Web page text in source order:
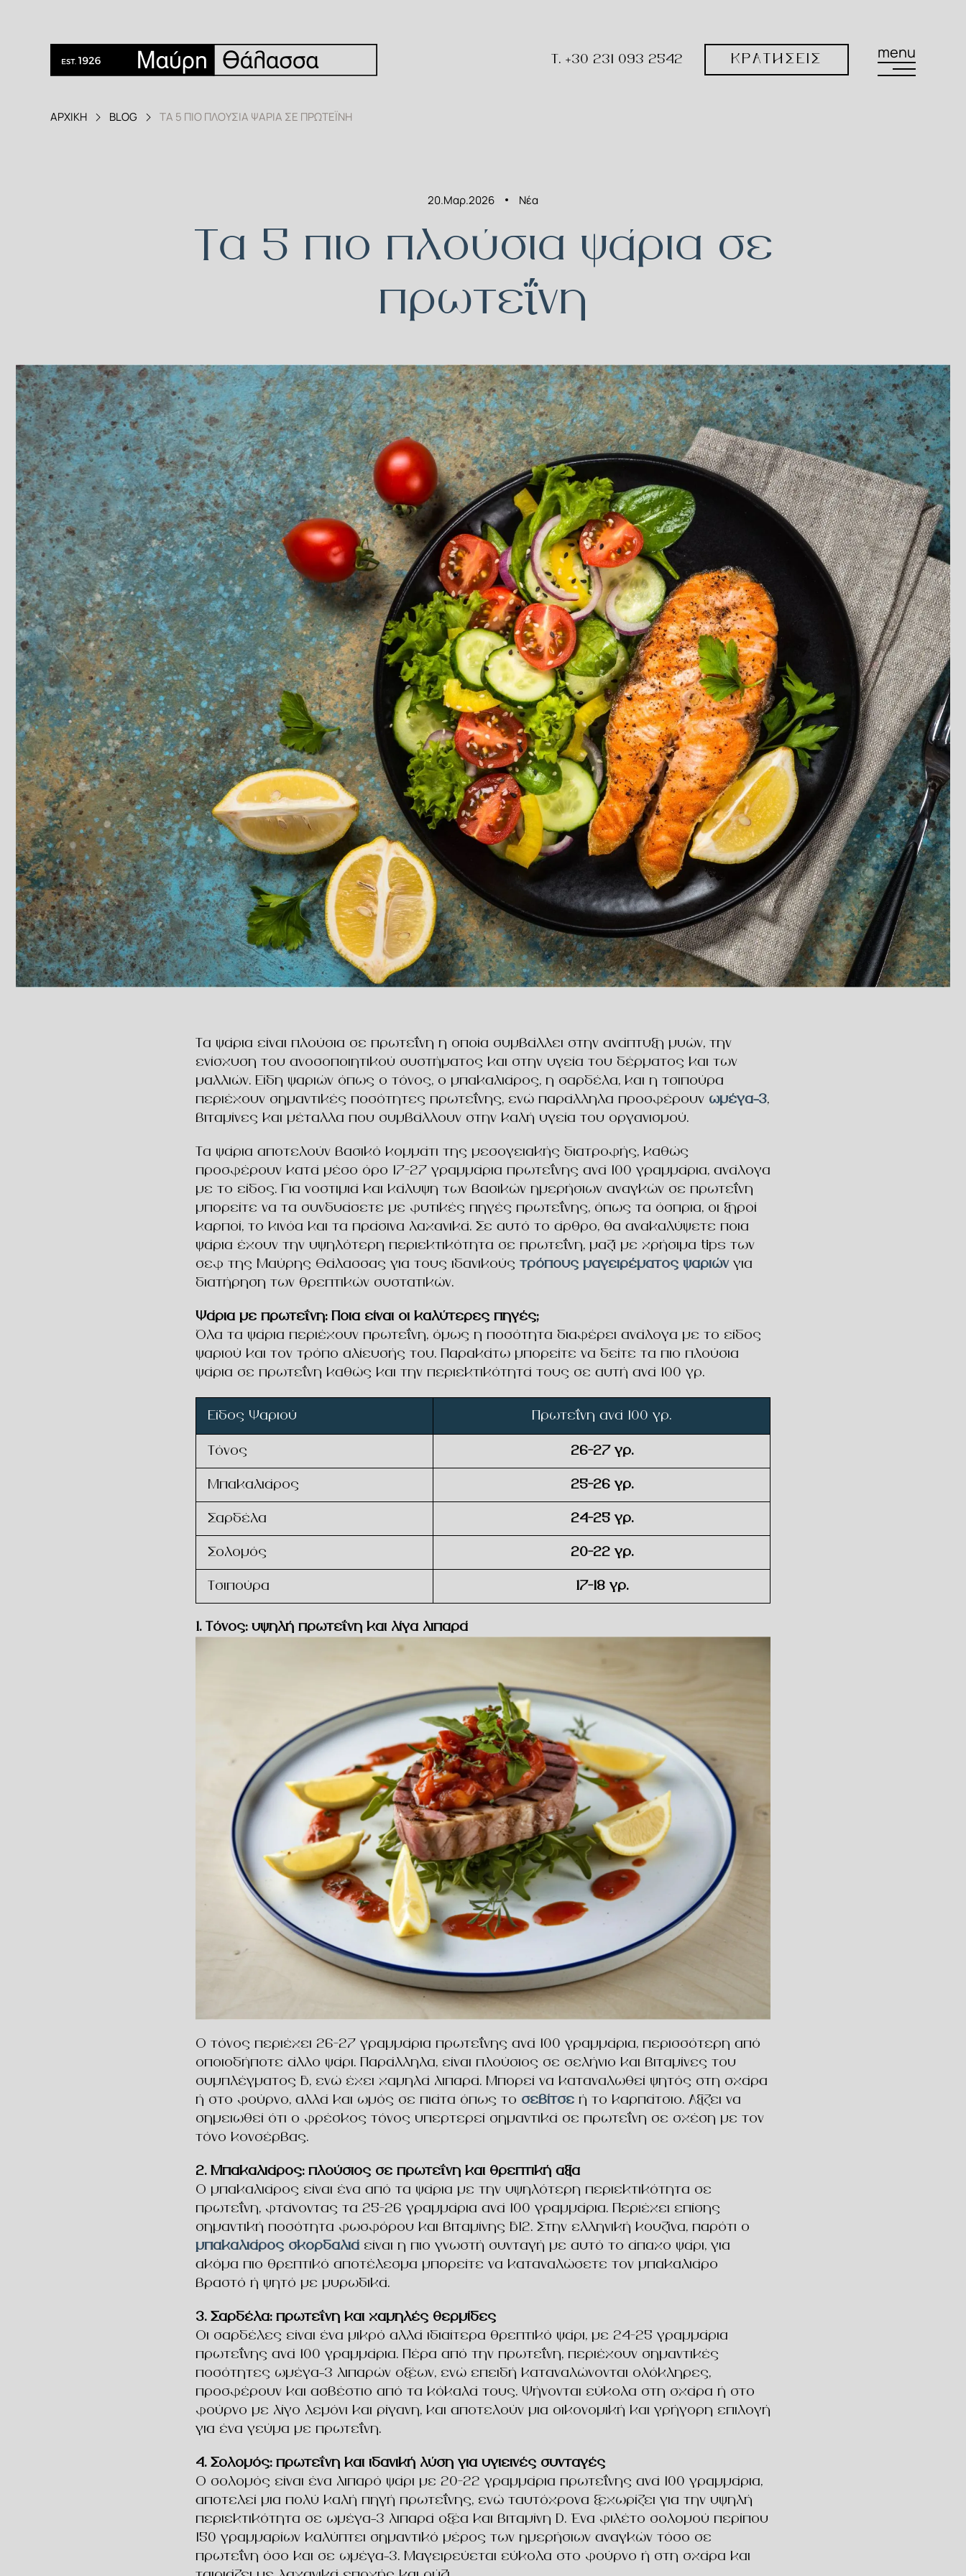
T. +30 231 093 2542 ΚΡΑΤΗΣΕΙΣ menu
ΑΡΧΙΚΗ BLOG ΤΑ 5 ΠΙΟ ΠΛΟΎΣΙΑ ΨΆΡΙΑ ΣΕ ΠΡΩΤΕΪ́ΝΗ
20.Μαρ.2026 Νέα
Τα 5 πιο πλούσια ψάρια σε
πρωτεΐνη
Τα ψάρια είναι πλούσια σε πρωτεΐνη η οποία συμβάλλει στην ανάπτυξη μυών, την
ενίσχυση του ανοσοποιητικού συστήματος και στην υγεία του δέρματος και των
μαλλιών. Είδη ψαριών όπως ο τόνος, ο μπακαλιάρος, η σαρδέλα, και η τσιπούρα
περιέχουν σημαντικές ποσότητες πρωτεΐνης, ενώ παράλληλα προσφέρουν ωμέγα-3,
βιταμίνες και μέταλλα που συμβάλλουν στην καλή υγεία του οργανισμού.
Τα ψάρια αποτελούν βασικό κομμάτι της μεσογειακής διατροφής, καθώς
προσφέρουν κατά μέσο όρο 17–27 γραμμάρια πρωτεΐνης ανά 100 γραμμάρια, ανάλογα
με το είδος. Για νοστιμιά και κάλυψη των βασικών ημερήσιων αναγκών σε πρωτεΐνη
μπορείτε να τα συνδυάσετε με φυτικές πηγές πρωτεΐνης, όπως τα όσπρια, οι ξηροί
καρποί, το κινόα και τα πράσινα λαχανικά. Σε αυτό το άρθρο, θα ανακαλύψετε ποια
ψάρια έχουν την υψηλότερη περιεκτικότητα σε πρωτεΐνη, μαζί με χρήσιμα tips των
σεφ της Μαύρης Θάλασσας για τους ιδανικούς τρόπους μαγειρέματος ψαριώνγια
διατήρηση των θρεπτικών συστατικών.
Ψάρια με πρωτεΐνη: Ποια είναι οι καλύτερες πηγές;
Όλα τα ψάρια περιέχουν πρωτεΐνη, όμως η ποσότητα διαφέρει ανάλογα με το είδος
ψαριού και τον τρόπο αλίευσής του. Παρακάτω μπορείτε να δείτε τα πιο πλούσια
ψάρια σε πρωτεΐνη καθώς και την περιεκτικότητά τους σε αυτή ανά 100 γρ.
Είδος Ψαριού Πρωτεΐνη ανά 100 γρ.
Τόνος 26–27 γρ.
Μπακαλιάρος 25–26 γρ.
Σαρδέλα 24–25 γρ.
Σολομός 20–22 γρ.
Τσιπούρα 17–18 γρ.
1. Τόνος: υψηλή πρωτεΐνη και λίγα λιπαρά
Ο τόνος περιέχει 26–27 γραμμάρια πρωτεΐνης ανά 100 γραμμάρια, περισσότερη από
οποιοδήποτε άλλο ψάρι. Παράλληλα, είναι πλούσιος σε σελήνιο και βιταμίνες του
συμπλέγματος Β, ενώ έχει χαμηλά λιπαρά. Μπορεί να καταναλωθεί ψητός στη σχάρα
ή στο φούρνο, αλλά και ωμός σε πιάτα όπως το σεβίτσε ή το καρπάτσιο. Αξίζει να
σημειωθεί ότι ο φρέσκος τόνος υπερτερεί σημαντικά σε πρωτεΐνη σε σχέση με τον
τόνο κονσέρβας.
2. Μπακαλιάρος: πλούσιος σε πρωτεΐνη και θρεπτική αξία
Ο μπακαλιάρος είναι ένα από τα ψάρια με την υψηλότερη περιεκτικότητα σε
πρωτεΐνη, φτάνοντας τα 25–26 γραμμάρια ανά 100 γραμμάρια. Περιέχει επίσης
σημαντική ποσότητα φωσφόρου και βιταμίνης Β12. Στην ελληνική κουζίνα, παρότι ο
μπακαλιάρος σκορδαλιά είναι η πιο γνωστή συνταγή με αυτό το άπαχο ψάρι, για
ακόμα πιο θρεπτικό αποτέλεσμα μπορείτε να καταναλώσετε τον μπακαλιάρο
βραστό ή ψητό με μυρωδικά.
3. Σαρδέλα: πρωτεΐνη και χαμηλές θερμίδες
Οι σαρδέλες είναι ένα μικρό αλλά ιδιαίτερα θρεπτικό ψάρι, με 24–25 γραμμάρια
πρωτεΐνης ανά 100 γραμμάρια. Πέρα από την πρωτεΐνη, περιέχουν σημαντικές
ποσότητες ωμέγα-3 λιπαρών οξέων, ενώ επειδή καταναλώνονται ολόκληρες,
προσφέρουν και ασβέστιο από τα κόκαλά τους. Ψήνονται εύκολα στη σχάρα ή στο
φούρνο με λίγο λεμόνι και ρίγανη, και αποτελούν μια οικονομική και γρήγορη επιλογή
για ένα γεύμα με πρωτεΐνη.
4. Σολομός: πρωτεΐνη και ιδανική λύση για υγιεινές συνταγές
Ο σολομός είναι ένα λιπαρό ψάρι με 20–22 γραμμάρια πρωτεΐνης ανά 100 γραμμάρια,
αποτελεί μια πολύ καλή πηγή πρωτεΐνης, ενώ ταυτόχρονα ξεχωρίζει για την υψηλή
περιεκτικότητα σε ωμέγα-3 λιπαρά οξέα και βιταμίνη D. Ένα φιλέτο σολομού περίπου
150 γραμμαρίων καλύπτει σημαντικό μέρος των ημερήσιων αναγκών τόσο σε
πρωτεΐνη όσο και σε ωμέγα-3. Μαγειρεύεται εύκολα στο φούρνο ή στη σχάρα και